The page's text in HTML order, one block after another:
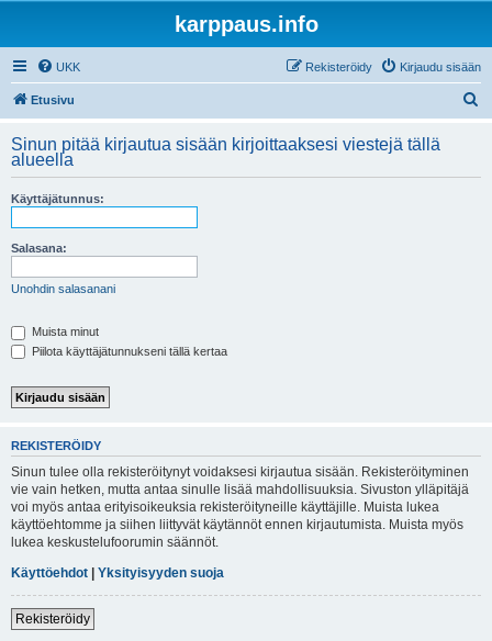
karppaus.info
UKK Kirjaudu sisään
Rekisteröidy
Etusivu
i
Sinun pitää kirjautua sisään kirjoittaaksesi viestejä tällä
alueella
Käyttäjätunnus:
Salasana:
Unohdin salasanani
Muista minut
Piilota käyttäjätunnukseni tällä kertaa
REKISTERÖIDY
Sinun tulee olla rekisteröitynyt voidaksesi kirjautua sisään. Rekisteröityminen
vie vain hetken, mutta antaa sinulle lisää mahdollisuuksia. Sivuston ylläpitäjä
voi myös antaa erityisoikeuksia rekisteröityneille käyttäjille. Muista lukea
käyttöehtomme ja siihen liittyvät käytännöt ennen kirjautumista. Muista myös
lukea keskustelufoorumin säännöt.
Käyttöehdot | Yksityisyyden suoja
Rekisteröidy